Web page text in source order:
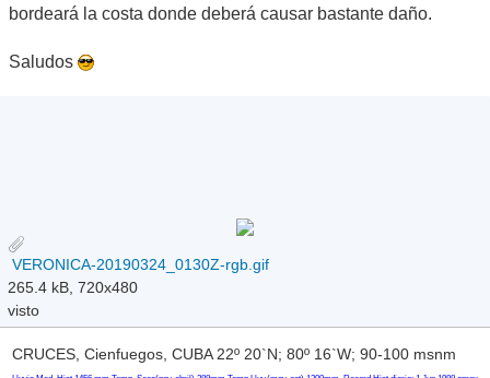
bordeará la costa donde deberá causar bastante daño.
Saludos
VERONICA-20190324_0130Z-rgb.gif
265.4 kB, 720x480
visto
CRUCES, Cienfuegos, CUBA 22º 20`N; 80º 16`W; 90-100 msnm